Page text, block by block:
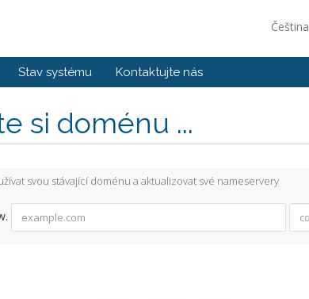
Čeština
Stav systému Kontaktujte nás
si doménu ...
svou stávající doménu a aktualizovat své nameservery